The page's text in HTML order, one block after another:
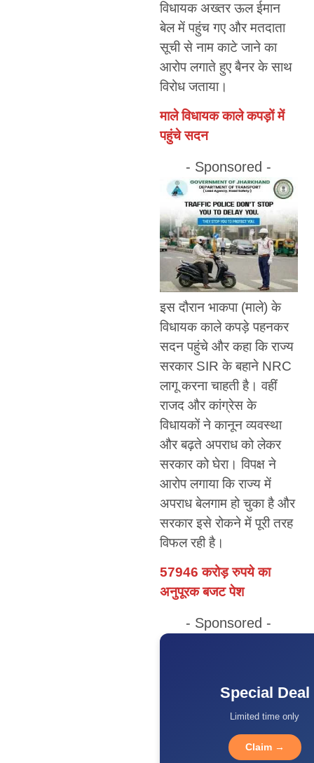
विधायक अख्तर ऊल ईमान
बेल में पहुंच गए और मतदाता
सूची से नाम काटे जाने का
आरोप लगाते हुए बैनर के साथ
विरोध जताया।
माले विधायक काले कपड़ों में
पहुंचे सदन
- Sponsored -
इस दौरान भाकपा (माले) के
विधायक काले कपड़े पहनकर
सदन पहुंचे और कहा कि राज्य
सरकार SIR के बहाने NRC
लागू करना चाहती है। वहीं
राजद और कांग्रेस के
विधायकों ने कानून व्यवस्था
और बढ़ते अपराध को लेकर
सरकार को घेरा। विपक्ष ने
आरोप लगाया कि राज्य में
अपराध बेलगाम हो चुका है और
सरकार इसे रोकने में पूरी तरह
विफल रही है।
57946 करोड़ रुपये का
अनुपूरक बजट पेश
- Sponsored -
Special Deal
Limited time only
Claim →